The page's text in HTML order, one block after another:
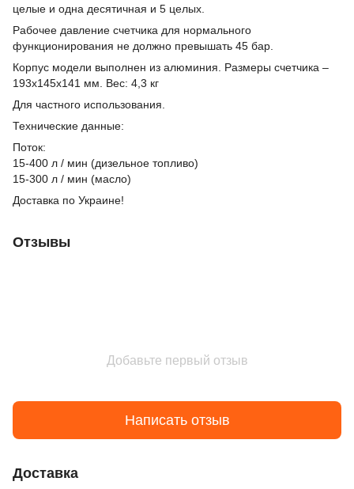
целые и одна десятичная и 5 целых.
Рабочее давление счетчика для нормального
функционирования не должно превышать 45 бар.
Корпус модели выполнен из алюминия. Размеры счетчика –
193x145x141 мм. Вес: 4,3 кг
Для частного использования.
Технические данные:
Поток:
15-400 л / мин (дизельное топливо)
15-300 л / мин (масло)
Доставка по Украине!
Отзывы
Добавьте первый отзыв
Написать отзыв
Доставка